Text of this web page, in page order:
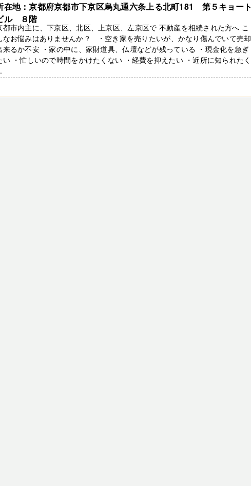
在地：京都府京都市下京区烏丸通六条上る北町181 第５キョート
ル ８階
都市内主に、下京区、北区、上京区、左京区で 不動産を相続された方へ こ
なお悩みはありませんか？ ・空き家を売りたいが、かなり傷んでいて売却
来るか不安 ・家の中に、家財道具、仏壇などが残っている ・現金化を急ぎ
い ・忙しいので時間をかけたくない ・経費を抑えたい ・近所に知られたく